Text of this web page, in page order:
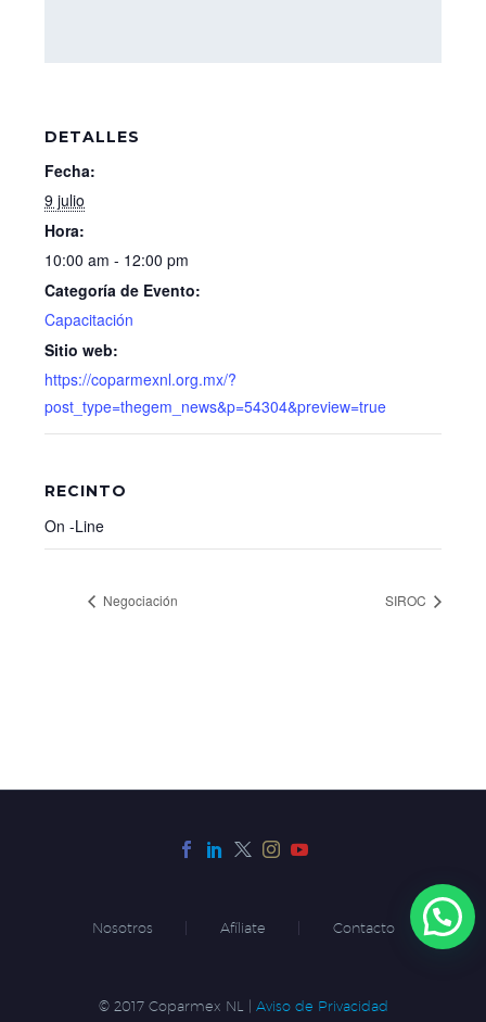
DETALLES
Fecha:
9 julio
Hora:
10:00 am - 12:00 pm
Categoría de Evento:
Capacitación
Sitio web:
https://coparmexnl.org.mx/?
post_type=thegem_news&p=54304&preview=true
RECINTO
On -Line
Negociación SIROC
Nosotros Afíliate Contacto
© 2017 Coparmex NL | Aviso de Privacidad